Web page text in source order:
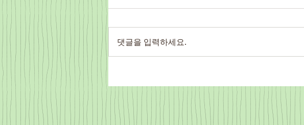
댓글을 입력하세요.